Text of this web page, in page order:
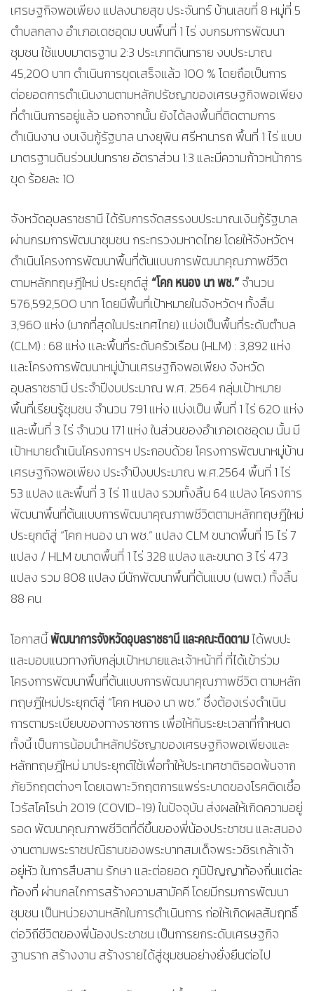
เศรษฐกิจพอเพียง แปลงนายสุข ประจันทร์ บ้านเลขที่ 8 หมู่ที่ 5
ตำบลกลาง อำเภอเดชอุดม บนพื้นที่ 1 ไร่ งบกรมการพัฒนา
ชุมชน ใช้แบบมาตรฐาน 2:3 ประเภทดินทราย งบประมาณ
45,200 บาท ดำเนินการขุดเสร็จแล้ว 100 % โดยถือเป็นการ
ต่อยอดการดำเนินงานตามหลักปรัชญาของเศรษฐกิจพอเพียง
ที่ดำเนินการอยู่แล้ว นอกจากนั้น ยังได้ลงพื้นที่ติดตามการ
ดำเนินงาน งบเงินกู้รัฐบาล นางยุพิน ศรีหานารถ พื้นที่ 1 ไร่ แบบ
มาตรฐานดินร่วนปนทราย อัตราส่วน 1:3 และมีความก้าวหน้าการ
ขุด ร้อยละ 10
จังหวัดอุบลราชธานี ได้รับการจัดสรรงบประมาณเงินกู้รัฐบาล
ผ่านกรมการพัฒนาชุมชน กระทรวงมหาดไทย โดยให้จังหวัดฯ
ดำเนินโครงการพัฒนาพื้นที่ต้นแบบการพัฒนาคุณภาพชีวิต
ตามหลักทฤษฎีใหม่ ประยุกต์สู่“โคก หนอง นา พช.”จำนวน
576,592,500 บาท โดยมีพื้นที่เป้าหมายในจังหวัดฯ ทั้งสิ้น
3,960 แห่ง (มากที่สุดในประเทศไทย) เเบ่งเป็นพื้นที่ระดับตำบล
(CLM) : 68 แห่ง เเละพื้นที่ระดับครัวเรือน (HLM) : 3,892 แห่ง
เเละโครงการพัฒนาหมู่บ้านเศรษฐกิจพอเพียง จังหวัด
อุบลราชธานี ประจำปีงบประมาณ พ.ศ. 2564 กลุ่มเป้าหมาย
พื้นที่เรียนรู้ชุมชน จำนวน 791 แห่ง แบ่งเป็น พื้นที่ 1 ไร่ 620 แห่ง
และพื้นที่ 3 ไร่ จำนวน 171 แห่ง ในส่วนของอำเภอเดชอุดม นั้น มี
เป้าหมายดำเนินโครงการฯ ประกอบด้วย โครงการพัฒนาหมู่บ้าน
เศรษฐกิจพอเพียง ประจำปีงบประมาณ พ.ศ.2564 พื้นที่ 1 ไร่
53 แปลง และพื้นที่ 3 ไร่ 11 แปลง รวมทั้งสิ้น 64 แปลง โครงการ
พัฒนาพื้นที่ต้นแบบการพัฒนาคุณภาพชีวิตตามหลักทฤษฎีใหม่
ประยุกต์สู่ “โคก หนอง นา พช.” แปลง CLM ขนาดพื้นที่ 15 ไร่ 7
แปลง / HLM ขนาดพื้นที่ 1 ไร่ 328 แปลง และขนาด 3 ไร่ 473
แปลง รวม 808 แปลง มีนักพัฒนาพื้นที่ต้นแบบ (นพต.) ทั้งสิ้น
88 คน
โอกาสนี้พัฒนาการจังหวัดอุบลราชธานี เเละคณะติดตามได้พบปะ
และมอบแนวทางกับกลุ่มเป้าหมายและเจ้าหน้าที่ ที่ได้เข้าร่วม
โครงการพัฒนาพื้นที่ต้นแบบการพัฒนาคุณภาพชีวิต ตามหลัก
ทฤษฎีใหม่ประยุกต์สู่ “โคก หนอง นา พช.” ซึ่งต้องเร่งดำเนิน
การตามระเบียบของทางราชการ เพื่อให้ทันระยะเวลาที่กำหนด
ทั้งนี้ เป็นการน้อมนำหลักปรัชญาของเศรษฐกิจพอเพียงและ
หลักทฤษฎีใหม่ มาประยุกต์ใช้เพื่อทำให้ประเทศชาติรอดพ้นจาก
ภัยวิกฤตต่างๆ โดยเฉพาะวิกฤตการแพร่ระบาดของโรคติดเชื้อ
ไวรัสโคโรน่า 2019 (COVID-19) ในปัจจุบัน ส่งผลให้เกิดความอยู่
รอด พัฒนาคุณภาพชีวิตที่ดีขึ้นของพี่น้องประชาชน และสนอง
งานตามพระราชปณิธานของพระบาทสมเด็จพระวชิรเกล้าเจ้า
อยู่หัว ในการสืบสาน รักษา และต่อยอด ภูมิปัญญาท้องถิ่นแต่ละ
ท้องที่ ผ่านกลไกการสร้างความสามัคคี โดยมีกรมการพัฒนา
ชุมชน เป็นหน่วยงานหลักในการดำเนินการ ก่อให้เกิดผลสัมฤทธิ์
ต่อวิถีชีวิตของพี่น้องประชาชน เป็นการยกระดับเศรษฐกิจ
ฐานราก สร้างงาน สร้างรายได้สู่ชุมชนอย่างยั่งยืนต่อไป